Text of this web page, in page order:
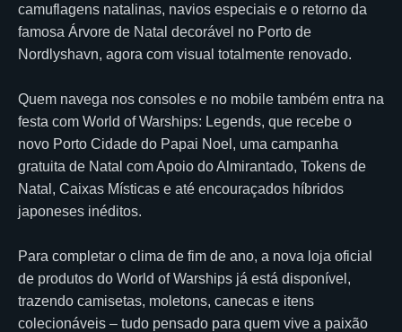
camuflagens natalinas, navios especiais e o retorno da
famosa Árvore de Natal decorável no Porto de
Nordlyshavn, agora com visual totalmente renovado.
Quem navega nos consoles e no mobile também entra na
festa com World of Warships: Legends, que recebe o
novo Porto Cidade do Papai Noel, uma campanha
gratuita de Natal com Apoio do Almirantado, Tokens de
Natal, Caixas Místicas e até encouraçados híbridos
japoneses inéditos.
Para completar o clima de fim de ano, a nova loja oficial
de produtos do World of Warships já está disponível,
trazendo camisetas, moletons, canecas e itens
colecionáveis – tudo pensado para quem vive a paixão